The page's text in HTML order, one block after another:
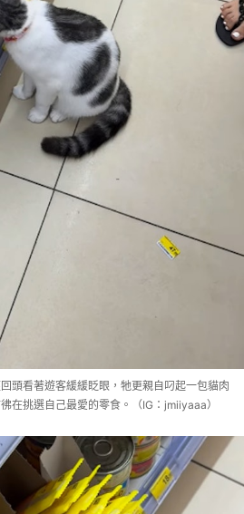
頭看著遊客緩緩眨眼，牠更親自叼起一包貓肉
在挑選自己最愛的零食。（IG：jmiiyaaa）